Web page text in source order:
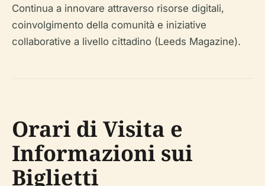
Continua a innovare attraverso risorse digitali,
coinvolgimento della comunità e iniziative
collaborative a livello cittadino (Leeds Magazine).
Orari di Visita e
Informazioni sui
Biglietti